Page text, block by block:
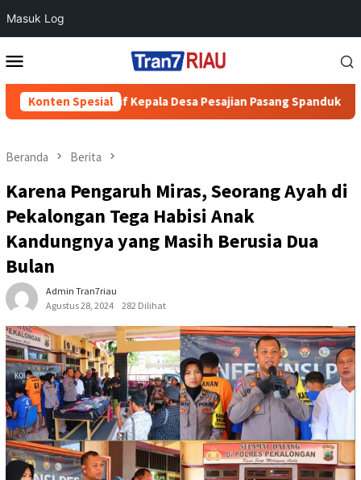
Masuk Log
ke
Mobile
Konten Spesial
Inisiatif Kepala Desa Pesajian Pasang Spanduk Himbauan
Beranda Berita
Karena Pengaruh Miras, Seorang Ayah di
Pekalongan Tega Habisi Anak
Kandungnya yang Masih Berusia Dua
Bulan
Admin Tran7riau
Agustus 28, 2024
282 Dilihat